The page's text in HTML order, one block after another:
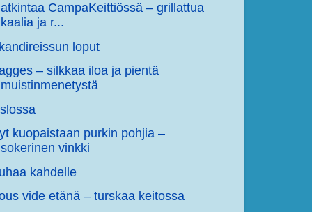
CampaKeittiössä – grillattua
kaalia ja r...
loput
– silkkaa iloa ja pientä
muistinmenetystä
kuopaistaan purkin pohjia –
sokerinen vinkki
kahdelle
vide etänä – turskaa keitossa